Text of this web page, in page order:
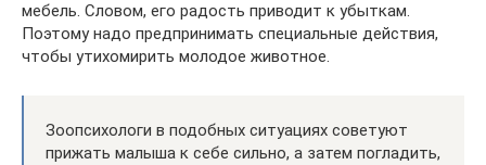
мебель. Словом, его радость приводит к убыткам.
Поэтому надо предпринимать специальные действия,
чтобы утихомирить молодое животное.
Зоопсихологи в подобных ситуациях советуют
прижать малыша к себе сильно, а затем погладить,